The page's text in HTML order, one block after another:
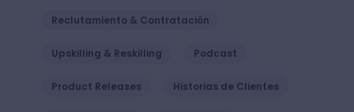
Reclutamiento & Contratación
Upskilling & Reskilling Podcast
Product Releases Historias de Clientes